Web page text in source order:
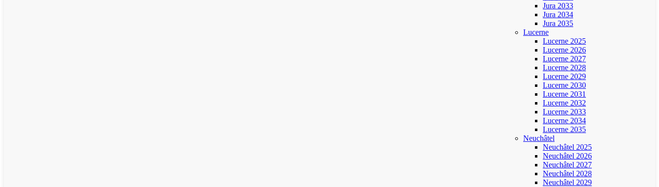
Jura 2033
Jura 2034
Jura 2035
Lucerne
Lucerne 2025
Lucerne 2026
Lucerne 2027
Lucerne 2028
Lucerne 2029
Lucerne 2030
Lucerne 2031
Lucerne 2032
Lucerne 2033
Lucerne 2034
Lucerne 2035
Neuchâtel
Neuchâtel 2025
Neuchâtel 2026
Neuchâtel 2027
Neuchâtel 2028
Neuchâtel 2029